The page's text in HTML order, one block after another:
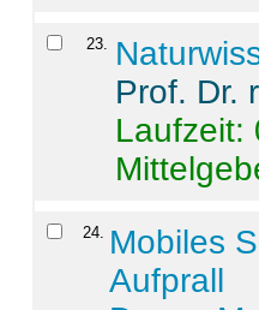
23.
Prof. Dr.
Laufzeit:
24. Mobiles
Aufprall